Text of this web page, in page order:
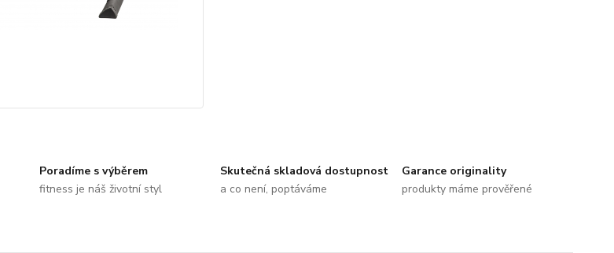
Poradíme s výběrem
fitness je náš životní styl
Skutečná skladová dostupnost
a co není, poptáváme
Garance originality
produkty máme prověřené